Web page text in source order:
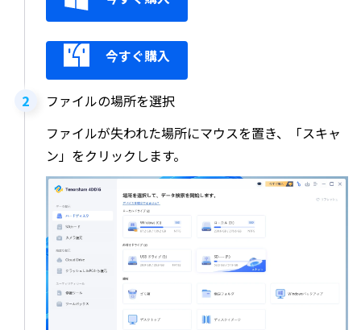
今すぐ購入
ファイルの場所を選択
ファイルが失われた場所にマウスを置き、「スキャ
ン」をクリックします。